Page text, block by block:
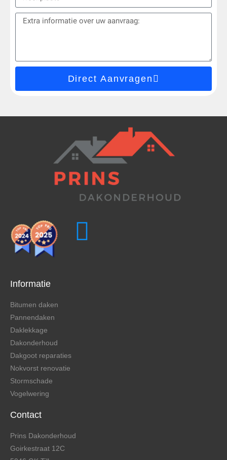
Direct Aanvragen
Informatie
Bitumen daken
Pannendaken
Daklekkage
Dakonderhoud
Dakgoot reparaties
Nokvorst renovatie
Stormschade
Vogelwering
Contact
Prins Dakonderhoud
Goirkestraat 12C